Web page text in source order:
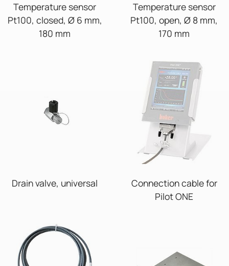
Temperature sensor
Pt100, closed, Ø 6 mm,
180 mm
Temperature sensor
Pt100, open, Ø 8 mm,
170 mm
Drain valve, universal
Connection cable for
Pilot ONE